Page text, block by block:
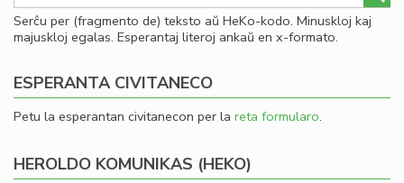
Serĉu per (fragmento de) teksto aŭ HeKo-kodo. Minuskloj kaj
majuskloj egalas. Esperantaj literoj ankaŭ en x-formato.
ESPERANTA CIVITANECO
Petu la esperantan civitanecon per la reta formularo.
HEROLDO KOMUNIKAS (HEKO)